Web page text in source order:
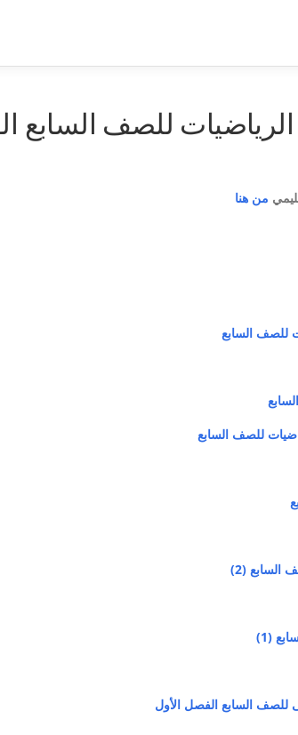
للصف السابع
من هنا
للصف السابع
للصف السابع
السابع (2)
(1)
للصف السابع الفصل الأول